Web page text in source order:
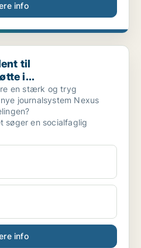
info
i...
til
i...
en stærk og tryg
journalsystem Nexus
søger en socialfaglig
info